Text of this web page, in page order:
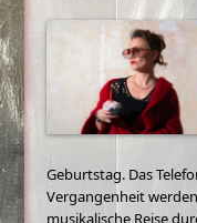
Geburtstag. Das
Vergangenheit
musikalische Reise